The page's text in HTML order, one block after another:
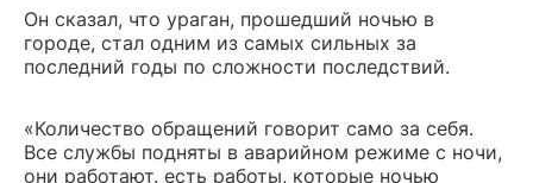
Он сказал, что ураган, прошедший ночью в
городе, стал одним из самых сильных за
последний годы по сложности последствий.
«Количество обращений говорит само за себя.
Все службы подняты в аварийном режиме с ночи,
они работают. есть работы, которые ночью